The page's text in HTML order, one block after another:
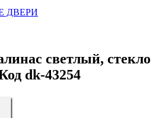
ДВЕРИ
светлый, стекло
dk-43254